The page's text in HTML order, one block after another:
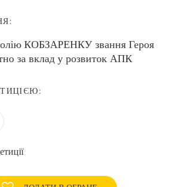
КОБЗАРЕНКУ звання Героя
за вклад у розвиток АПК